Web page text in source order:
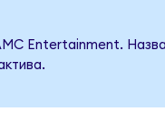
Entertainment.